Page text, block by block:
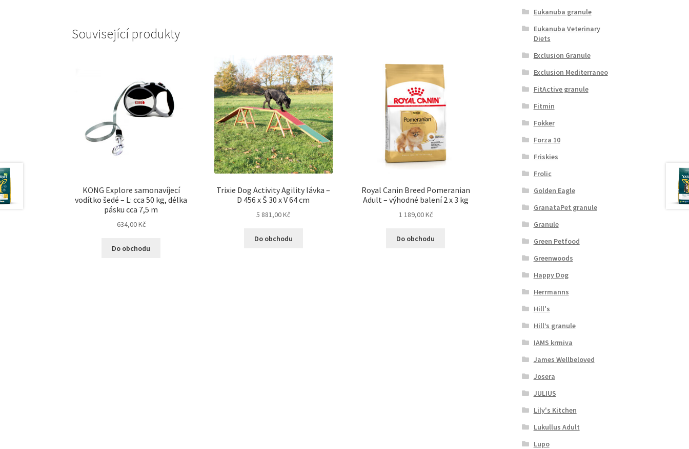
Související produkty
KONG Explore samonavíjecí
vodítko šedé – L: cca 50 kg, délka
pásku cca 7,5 m
634,00Kč
Do obchodu
Trixie Dog Activity Agility lávka –
D 456 x Š 30 x V 64 cm
5 881,00Kč
Do obchodu
Royal Canin Breed Pomeranian
Adult – výhodné balení 2 x 3 kg
1 189,00Kč
Do obchodu
Eukanuba granule
Eukanuba Veterinary
Diets
Exclusion Granule
Exclusion Mediterraneo
FitActive granule
Fitmin
Fokker
Forza 10
Friskies
Frolic
Golden Eagle
GranataPet granule
Granule
Green Petfood
Greenwoods
Happy Dog
Herrmanns
Hill's
Hill’s granule
IAMS krmiva
James Wellbeloved
Josera
JULIUS
Lily's Kitchen
Lukullus Adult
Lupo